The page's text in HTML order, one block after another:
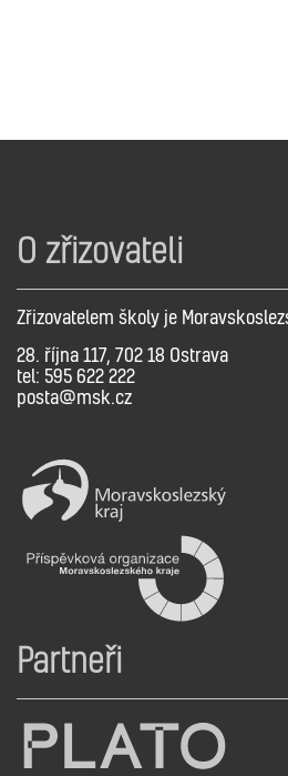
O zřizovateli
Zřizovatelem školy je
28. října 117, 702 18 Ostrava
tel: 595 622 222
posta@msk.cz
Partneři